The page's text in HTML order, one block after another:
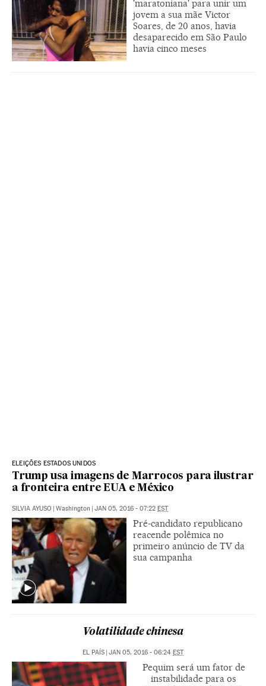
'maratoniana' para unir um
jovem a sua mãe Victor
Soares, de 20 anos, havia
desaparecido em São Paulo
havia cinco meses
ELEIÇÕES ESTADOS UNIDOS
Trump usa imagens de Marrocos para ilustrar
a fronteira entre EUA e México
SILVIA AYUSO | Washington | JAN 05, 2016 - 07:22 EST
Pré-candidato republicano
reacende polêmica no
primeiro anúncio de TV da
sua campanha
Volatilidade chinesa
EL PAÍS JAN 05, 2016 - 06:24 EST
Pequim será um fator de
instabilidade para os